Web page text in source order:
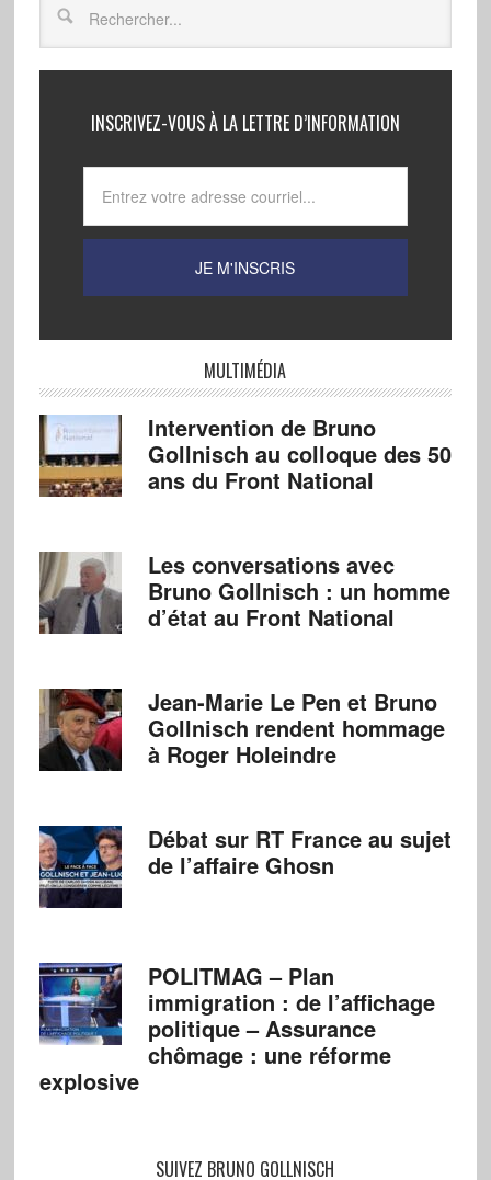
INSCRIVEZ-VOUS À LA LETTRE D’INFORMATION
MULTIMÉDIA
Intervention de Bruno
Gollnisch au colloque des 50
ans du Front National
Les conversations avec
Bruno Gollnisch : un homme
d’état au Front National
Jean-Marie Le Pen et Bruno
Gollnisch rendent hommage
à Roger Holeindre
Débat sur RT France au sujet
de l’affaire Ghosn
POLITMAG – Plan
immigration : de l’affichage
politique – Assurance
chômage : une réforme
explosive
SUIVEZ BRUNO GOLLNISCH